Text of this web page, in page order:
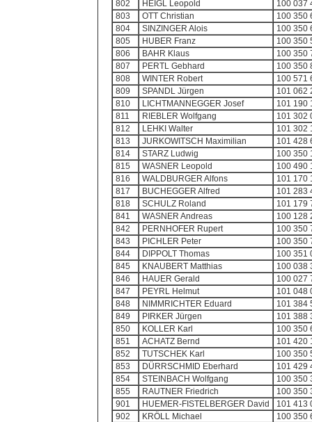
802
HEIGL Leopold
100 037
803
OTT Christian
100 350
804
SINZINGER Alois
100 350
805
HUBER Franz
100 350
806
BAHR Klaus
100 350
807
PERTL Gebhard
100 350
808
WINTER Robert
100 571
809
SPANDL Jürgen
101 062
810
LICHTMANNEGGER Josef
101 190
811
RIEBLER Wolfgang
101 302
812
LEHKI Walter
101 302
813
JURKOWITSCH Maximilian
101 428
814
STARZ Ludwig
100 350
815
WASNER Leopold
100 490
816
WALDBURGER Alfons
101 170
817
BUCHEGGER Alfred
101 283
818
SCHULZ Roland
101 179
841
WASNER Andreas
100 128
842
PERNHOFER Rupert
100 350
843
PICHLER Peter
100 350
844
DIPPOLT Thomas
100 351
845
KNAUBERT Matthias
100 038
846
HAUER Gerald
100 027
847
PEYRL Helmut
101 048
848
NIMMRICHTER Eduard
101 384
849
PIRKER Jürgen
101 388
850
KOLLER Karl
100 350
851
ACHATZ Bernd
101 420
852
TUTSCHEK Karl
100 350
853
DÜRRSCHMID Eberhard
101 429
854
STEINBACH Wolfgang
100 350
855
RAUTNER Friedrich
100 350
901
HUEMER-FISTELBERGER David
101 413
902
KRÖLL Michael
100 350